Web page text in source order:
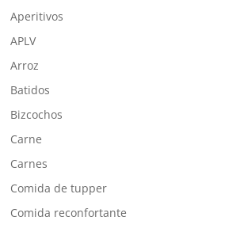
Aperitivos
APLV
Arroz
Batidos
Bizcochos
Carne
Carnes
Comida de tupper
Comida reconfortante